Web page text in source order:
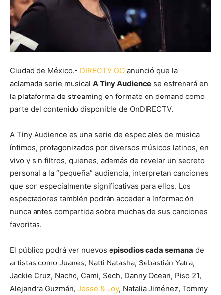
Ciudad de México.- DIRECTV GO anunció que la
aclamada serie musical A Tiny Audience se estrenará en
la plataforma de streaming en formato on demand como
parte del contenido disponible de OnDIRECTV.
A Tiny Audience es una serie de especiales de música
íntimos, protagonizados por diversos músicos latinos, en
vivo y sin filtros, quienes, además de revelar un secreto
personal a la “pequeña” audiencia, interpretan canciones
que son especialmente significativas para ellos. Los
espectadores también podrán acceder a información
nunca antes compartida sobre muchas de sus canciones
favoritas.
El público podrá ver nuevos episodios cada semana de
artistas como Juanes, Natti Natasha, Sebastián Yatra,
Jackie Cruz, Nacho, Cami, Sech, Danny Ocean, Piso 21,
Alejandra Guzmán, Jesse & Joy, Natalia Jiménez, Tommy